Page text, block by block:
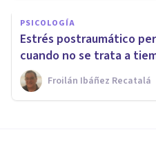
PSICOLOGÍA
Estrés postraumático
cuando no se trata a
Froilán Ibáñez Recatalá